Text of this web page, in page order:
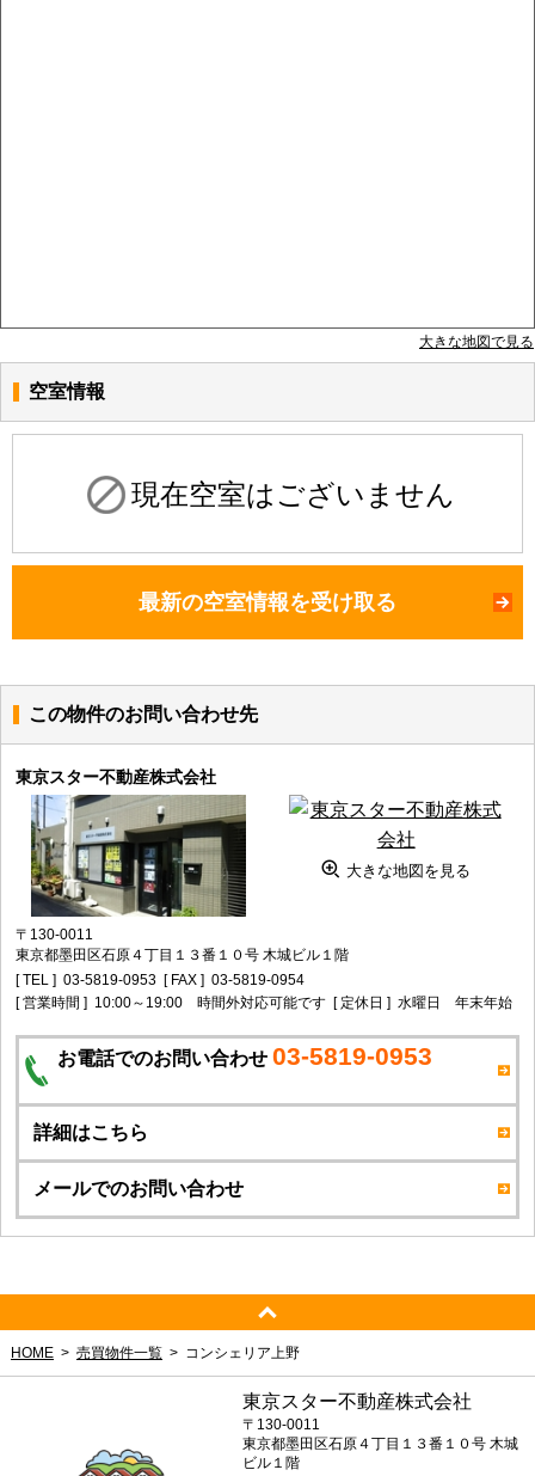
大きな地図で見る
空室情報
現在空室はございません
最新の空室情報を受け取る
この物件のお問い合わせ先
東京スター不動産株式会社
大きな地図を見る
〒130-0011
東京都墨田区石原４丁目１３番１０号 木城ビル１階
[ TEL ] 03-5819-0953 [ FAX ] 03-5819-0954
[ 営業時間 ] 10:00～19:00 時間外対応可能です [ 定休日 ] 水曜日 年末年始
お電話でのお問い合わせ 03-5819-0953
詳細はこちら
メールでのお問い合わせ
HOME 売買物件一覧 コンシェリア上野
東京スター不動産株式会社
〒130-0011
東京都墨田区石原４丁目１３番１０号 木城
ビル１階